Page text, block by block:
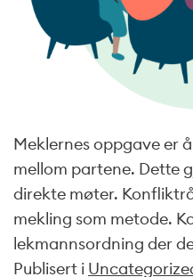
Meklernes oppgave er
mellom partene. Dette
direkte møter.
mekling som metode.
lekmannsordning der
Publisert i